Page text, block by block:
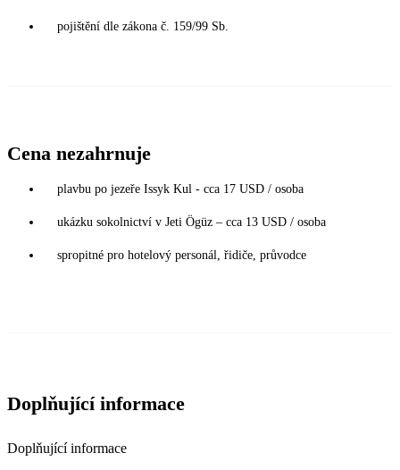
pojištění dle zákona č. 159/99 Sb.
Cena nezahrnuje
plavbu po jezeře Issyk Kul - cca 17 USD / osoba
ukázku sokolnictví v Jeti Ögüz – cca 13 USD / osoba
spropitné pro hotelový personál, řidiče, průvodce
Doplňující informace
Doplňující informace